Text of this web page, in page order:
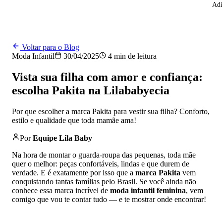
Voltar para o Blog
Moda Infantil
30/04/2025 4 min de leitura
Vista sua filha com amor e confiança:
escolha Pakita na Lilababyecia
Por que escolher a marca Pakita para vestir sua filha? Conforto,
estilo e qualidade que toda mamãe ama!
PorEquipe Lila Baby
Na hora de montar o guarda-roupa das pequenas, toda mãe
quer o melhor: peças confortáveis, lindas e que durem de
verdade. E é exatamente por isso que a marca Pakita vem
conquistando tantas famílias pelo Brasil. Se você ainda não
conhece essa marca incrível de moda infantil feminina, vem
comigo que vou te contar tudo — e te mostrar onde encontrar!